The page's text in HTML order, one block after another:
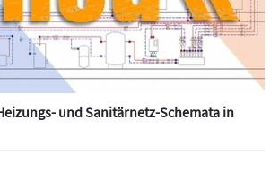
und Sanitärnetz-Schemata in